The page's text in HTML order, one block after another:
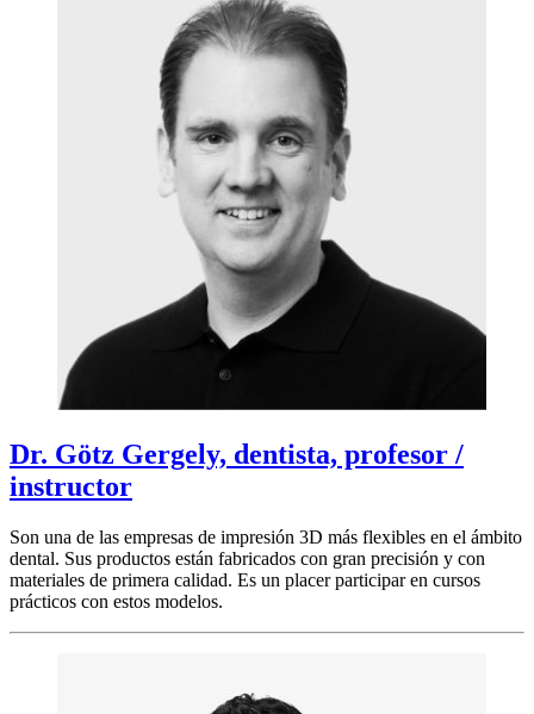
Dr. Götz Gergely, dentista, profesor /
instructor
Son una de las empresas de impresión 3D más flexibles en el ámbito
dental. Sus productos están fabricados con gran precisión y con
materiales de primera calidad. Es un placer participar en cursos
prácticos con estos modelos.